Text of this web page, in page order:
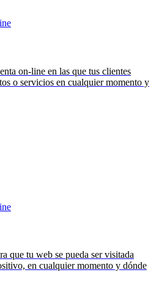
on-line en las que tus clientes
o servicios en cualquier momento y
que tu web se pueda ser visitada
en cualquier momento y dónde